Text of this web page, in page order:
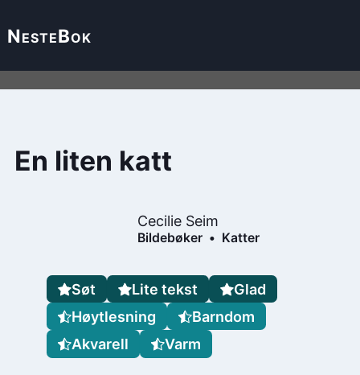
NesteBok
En liten katt
Cecilie Seim
Bildebøker Katter
Søt Lite tekst
Glad
Høytlesning
Barndom
Akvarell
Varm